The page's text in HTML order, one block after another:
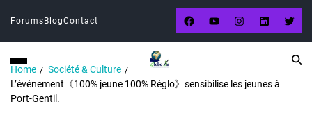
Forums BlogContact
Home
Société & Culture
L’événement《100% jeune 100% Réglo》sensibilise les jeunes à
Port-Gentil.